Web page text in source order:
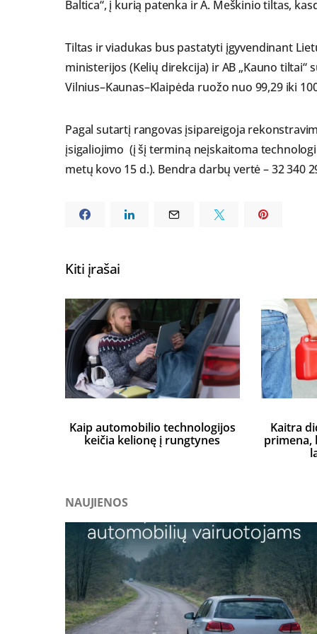
Baltica“, į kurią patenka ir A. Meškinio tiltas,
Tiltas ir viadukas bus pastatyti įgyvendinant
ministerijos (Kelių direkcija) ir AB „Kauno
Vilnius–Kaunas–Klaipėda ruožo nuo 99,29 iki
Pagal sutartį rangovas įsipareigoja
įsigaliojimo (į šį terminą neįskaitoma
metų kovo 15 d.). Bendra darbų vertė – 32 340
Kiti įrašai
Kaip automobilio technologijos
keičia kelionę į rungtynes
Kaitra
primena,
NAUJIENOS